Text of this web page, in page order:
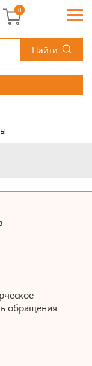
Найти
0
обращения